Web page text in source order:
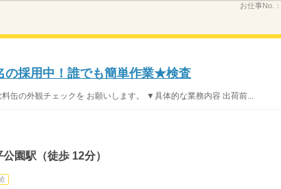
お仕事No.：
の採用中！誰でも簡単作業★検査
缶の外観チェックを お願いします。 ▼具体的な業務内容 出荷前...
園駅（徒歩 12分）